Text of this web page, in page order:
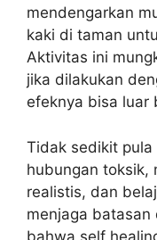
mendengarkan
kaki di taman
Aktivitas ini
jika dilakukan
efeknya bisa luar
Tidak sedikit pula
hubungan toksik,
realistis, dan
menjaga batasan
bahwa self